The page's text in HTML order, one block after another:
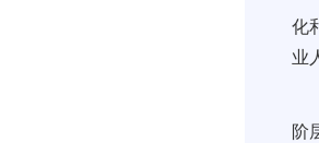
化
业
阶